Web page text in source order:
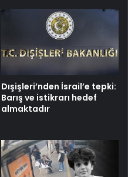
Dışişleri’nden İsrail’e tepki:
Barış ve istikrarı hedef
almaktadır